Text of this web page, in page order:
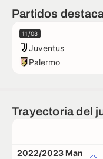
Partidos
11/08
Juventus
Palermo
Trayectoria del
2022/2023 Man